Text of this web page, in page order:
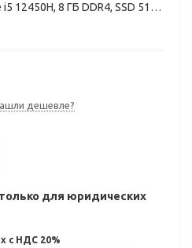
12450H, 8 ГБ DDR4, SSD 512
GTX 1650 4 ГБ GDDR6,
дешевле?
для юридических
с НДС 20%